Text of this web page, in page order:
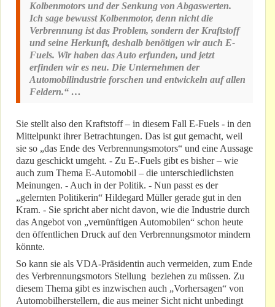
Kolbenmotors und der Senkung von Abgaswerten.
Ich sage bewusst Kolbenmotor, denn nicht die
Verbrennung ist das Problem, sondern der Kraftstoff
und seine Herkunft, deshalb benötigen wir auch E-
Fuels. Wir haben das Auto erfunden, und jetzt
erfinden wir es neu. Die Unternehmen der
Automobilindustrie forschen und entwickeln auf allen
Feldern.“ …
Sie stellt also den Kraftstoff – in diesem Fall E-Fuels - in den
Mittelpunkt ihrer Betrachtungen. Das ist gut gemacht, weil
sie so „das Ende des Verbrennungsmotors“ und eine Aussage
dazu geschickt umgeht. - Zu E-.Fuels gibt es bisher – wie
auch zum Thema E-Automobil – die unterschiedlichsten
Meinungen. - Auch in der Politik. - Nun passt es der
„gelernten Politikerin“ Hildegard Müller gerade gut in den
Kram. - Sie spricht aber nicht davon, wie die Industrie durch
das Angebot von „vernünftigen Automobilen“ schon heute
den öffentlichen Druck auf den Verbrennungsmotor mindern
könnte.
So kann sie als VDA-Präsidentin auch vermeiden, zum Ende
des Verbrennungsmotors Stellung beziehen zu müssen. Zu
diesem Thema gibt es inzwischen auch „Vorhersagen“ von
Automobilherstellern, die aus meiner Sicht nicht unbedingt